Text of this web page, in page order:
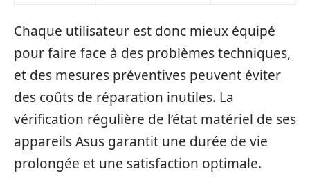
Chaque utilisateur est donc mieux équipé
pour faire face à des problèmes techniques,
et des mesures préventives peuvent éviter
des coûts de réparation inutiles. La
vérification régulière de l’état matériel de ses
appareils Asus garantit une durée de vie
prolongée et une satisfaction optimale.